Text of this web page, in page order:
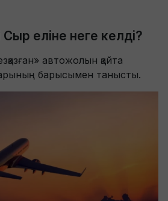
Сыр еліне неге келді?
автожолын қайта
барысымен танысты.